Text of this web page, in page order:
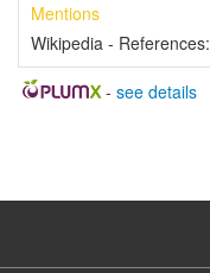
Mentions
Wikipedia - References:
- see details